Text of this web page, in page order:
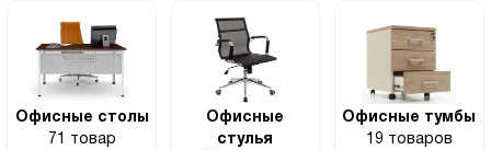
Офисные столы
71 товар
Офисные
стулья
Офисные тумбы
19 товаров